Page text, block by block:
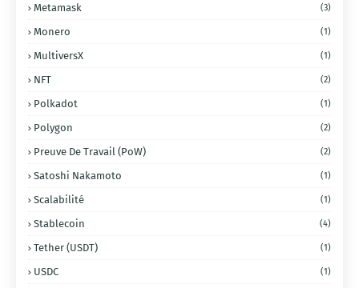
Metamask (3)
Monero (1)
MultiversX (1)
NFT (2)
Polkadot (1)
Polygon (2)
Preuve De Travail (PoW) (2)
Satoshi Nakamoto (1)
Scalabilité (1)
Stablecoin (4)
Tether (USDT) (1)
USDC (1)